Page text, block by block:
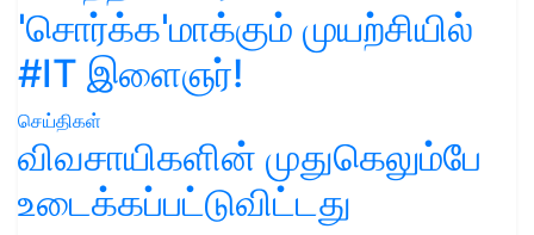
'சொர்க்க'மாக்கும் முயற்சியில்
#IT இளைஞர்!
செய்திகள்
விவசாயிகளின் முதுகெலும்பே
உடைக்கப்பட்டுவிட்டது